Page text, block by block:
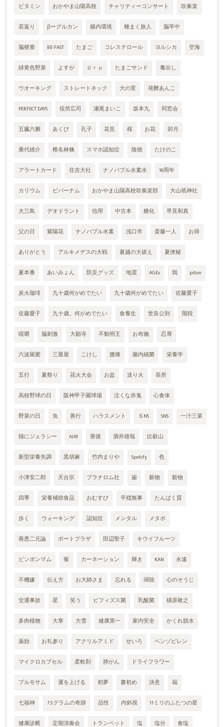
ビタミン おかやま山陽高校 チャリティーコンサート 吹奏楽
若返り βーグルカン 腸内環境 種まく旅人 脳卒中
脳梗塞 BE-FAST たまご コレステロール ヨルシカ 空海
緑黄色野菜 よすが Ｕｒｕ たまごサンド 毒出し
ウオーキング ストレートネック 大の里 発酵あんこ
PERFECT DAYS 役所広司 瀬尾まいこ 坂本九 同窓会
五臓六腑 あくび 孔子 花見 桜 お花 卯月
乗代雄介 椎名林檎 スマホ認知症 陰徳 たけのこ
アラートカード 住吉大社 ナノバブル水素水 16周年
カリウム ビバーナム おかやま山陽高校吹奏楽部 大山祇神社
大三島 デオドラント 信用 中古本 糖化 早見和真
父の日 紫陽花 ナノバブル水素 浅口市 斎藤一人 お得
ありがとう アルキメデスの大戦 夏越の大祓え 夏便秘
夏本番 あいみょん 防災グッズ 地震 AGEs 我 piton
炭火珈琲 九十歳何がめでたい 九十歳何がめでたい 佐藤愛子
佐藤愛子 九十歳。何がめでたい 食養生 世良公則 階段
咀嚼 脳刺激 大願寺 不動明王 お布施 忍辱
六波羅蜜 三栗屋 こけし 腰痛 腸内細菌 栄養学
五行 夏祭り 花火大会 お盆 送り火 長所
高校野球の日 阪神甲子園球場 泣くな赤鬼 心食体
野菜の日 魚 善行 ハラスメント ＳNS SNS 一汁三菜
猫にジェラシー AIM 善後 酒井雄哉 比叡山
新型栄養失調 黒胡麻 竹内まりや Spotify 色
小津安二郎 天台宗 プラナロム社 歯 穀物 穀物
四季 栄養補助食品 おむすび 平穏無事 たんぱく質
歩く ウォーキング 認知症 メンタル メタボ
善悪二元論 ポートプラザ 田辺聖子 キウイフルーツ
ピンポンマム 菊 カーネーション 輝き KAN 永遠
不機嫌 伝え方 お大師さま 忘れる 掃除 心のそうじ
交通事故 星 笑う ビフィズス菌 乳酸菌 槇原敬之
多肉植物 大寒 大雪 健康第一 家内安全 かくれ脱水
薬効 お礼参り アクリルアミド せいろ ベンゾピレン
マイクロカプセル 柔軟剤 肺がん ドライフラワー
プルモサム 運を上げる 初夢 書初め 決意 福
七福神 7.5グラムの奇跡 品性 内斜視 11ミリのふたつの星
健康診断 定期演奏会 トランペット 塩 塩分 食塩